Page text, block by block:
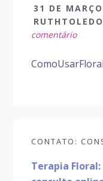
31 DE
comentário
primária
CONTATO:
Terapia